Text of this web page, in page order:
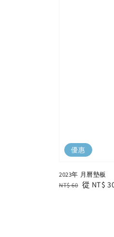
優惠
2023年 月曆墊板
Regular
NT$ 60 Sale
從 NT$